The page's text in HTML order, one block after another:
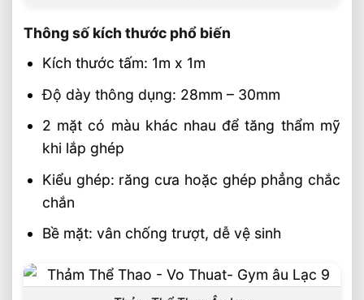
Thông số kích thước phổ biến
Kích thước tấm: 1m x 1m
Độ dày thông dụng: 28mm – 30mm
2 mặt có màu khác nhau để tăng thẩm mỹ
khi lắp ghép
Kiểu ghép: răng cưa hoặc ghép phẳng chắc
chắn
Bề mặt: vân chống trượt, dễ vệ sinh